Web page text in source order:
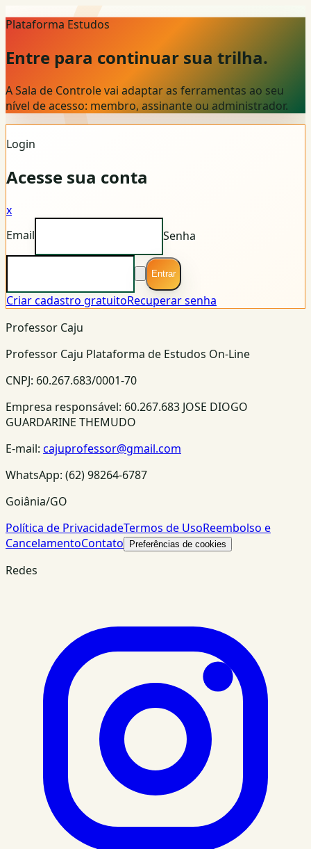
Plataforma Estudos
Entre para continuar sua trilha.
A Sala de Controle vai adaptar as ferramentas ao seu
nível de acesso: membro, assinante ou administrador.
Login
Acesse sua conta
x
Email
Senha
Entrar
Criar cadastro gratuitoRecuperar senha
Professor Caju
Professor Caju Plataforma de Estudos On-Line
CNPJ: 60.267.683/0001-70
Empresa responsável: 60.267.683 JOSE DIOGO
GUARDARINE THEMUDO
E-mail: cajuprofessor@gmail.com
WhatsApp: (62) 98264-6787
Goiânia/GO
Política de PrivacidadeTermos de UsoReembolso e
CancelamentoContato Preferências de cookies
Redes